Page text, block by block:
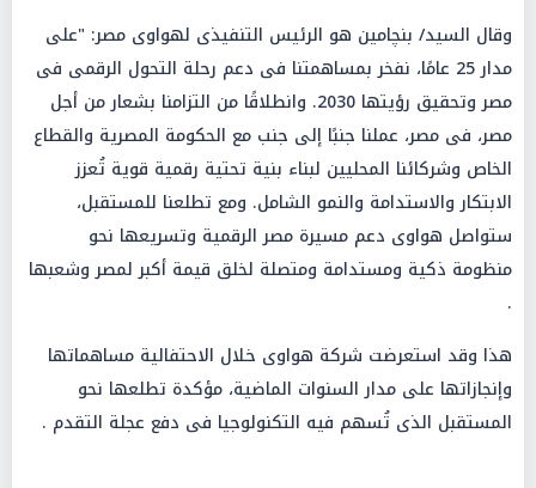
وقال السيد/ بنچامين هو الرئيس التنفيذى لهواوى مصر: "على
مدار 25 عامًا، نفخر بمساهمتنا فى دعم رحلة التحول الرقمى فى
مصر وتحقيق رؤيتها 2030. وانطلاقًا من التزامنا بشعار من أجل
مصر، فى مصر، عملنا جنبًا إلى جنب مع الحكومة المصرية والقطاع
الخاص وشركائنا المحليين لبناء بنية تحتية رقمية قوية تُعزز
الابتكار والاستدامة والنمو الشامل. ومع تطلعنا للمستقبل،
ستواصل هواوى دعم مسيرة مصر الرقمية وتسريعها نحو
منظومة ذكية ومستدامة ومتصلة لخلق قيمة أكبر لمصر وشعبها
.
هذا وقد استعرضت شركة هواوى خلال الاحتفالية مساهماتها
وإنجازاتها على مدار السنوات الماضية، مؤكدة تطلعها نحو
المستقبل الذى تُسهم فيه التكنولوجيا فى دفع عجلة التقدم .